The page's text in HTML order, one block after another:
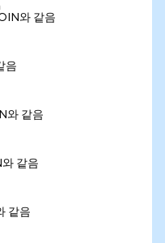
와 같음
음
와 같음
같음
같음